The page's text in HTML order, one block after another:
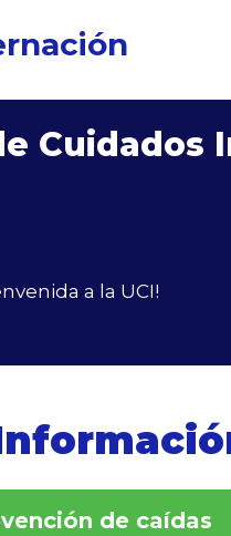
Cuidados
a la UCI!
de caídas